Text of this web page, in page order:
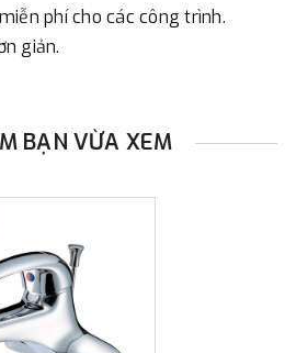
phí cho các công trình.
giản.
BẠN VỪA XEM